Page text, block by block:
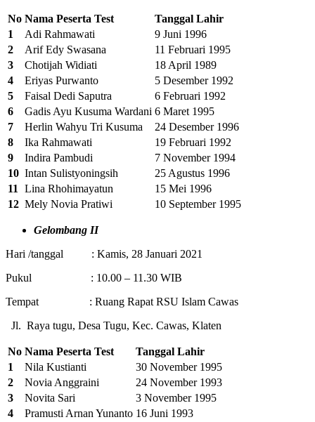
No Nama Peserta Test
Tanggal Lahir
1
Adi Rahmawati
9 Juni 1996
2
Arif Edy Swasana
11 Februari 1995
3
Chotijah Widiati
18 April 1989
4
Eriyas Purwanto
5 Desember 1992
5
Faisal Dedi Saputra
6 Februari 1992
6
Gadis Ayu Kusuma Wardani 6 Maret 1995
7
Herlin Wahyu Tri Kusuma
24 Desember 1996
8
Ika Rahmawati
19 Februari 1992
9
Indira Pambudi
7 November 1994
10 Intan Sulistyoningsih
25 Agustus 1996
11 Lina Rhohimayatun
15 Mei 1996
12 Mely Novia Pratiwi 10 September 1995
Gelombang II
Hari /tanggal : Kamis, 28 Januari 2021
Pukul : 10.00 – 11.30 WIB
Tempat : Ruang Rapat RSU Islam Cawas
Jl. Raya tugu, Desa Tugu, Kec. Cawas, Klaten
No Nama Peserta Test
Tanggal Lahir
1
Nila Kustianti
30 November 1995
2
Novia Anggraini
24 November 1993
3
Novita Sari
3 November 1995
4
Pramusti Arnan Yunanto 16 Juni 1993